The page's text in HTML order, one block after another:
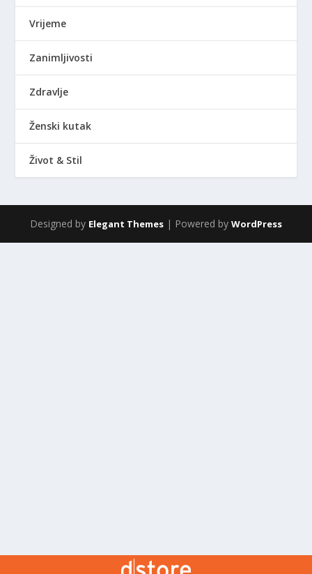
Vrijeme
Zanimljivosti
Zdravlje
Ženski kutak
Život & Stil
Designed by Elegant Themes | Powered by WordPress